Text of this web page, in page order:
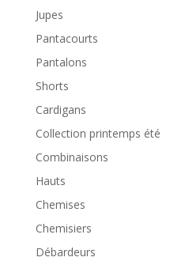
Jupes
Pantacourts
Pantalons
Shorts
Cardigans
Collection printemps été
Combinaisons
Hauts
Chemises
Chemisiers
Débardeurs